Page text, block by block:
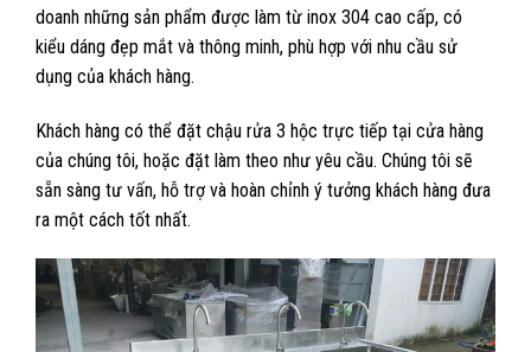
doanh những sản phẩm được làm từ inox 304 cao cấp, có
kiểu dáng đẹp mắt và thông minh, phù hợp với nhu cầu sử
dụng của khách hàng.
Khách hàng có thể đặt chậu rửa 3 hộc trực tiếp tại cửa hàng
của chúng tôi, hoặc đặt làm theo như yêu cầu. Chúng tôi sẽ
sẵn sàng tư vấn, hỗ trợ và hoàn chỉnh ý tưởng khách hàng đưa
ra một cách tốt nhất.